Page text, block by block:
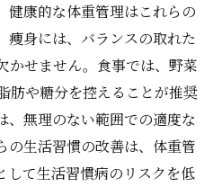
健康的な体重管理はこれらの
痩身には、バランスの取れた
かせません。食事では、野菜
肪や糖分を控えることが推奨
、無理のない範囲での適度な
の生活習慣の改善は、体重管
して生活習慣病のリスクを低